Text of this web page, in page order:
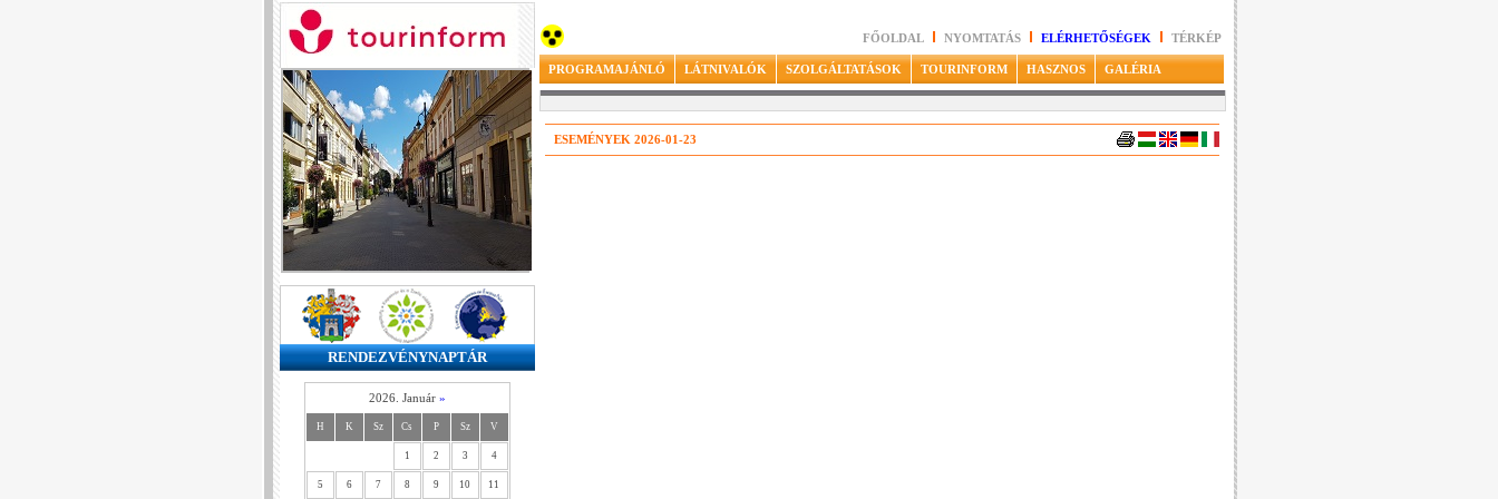
RENDEZVÉNYNAPTÁR
2026. Január »
H K Sz Cs P Sz V
1 2 3 4
5 6 7 8 9 10 11
FŐOLDAL NYOMTATÁS ELÉRHETŐSÉGEK TÉRKÉP
PROGRAMAJÁNLÓ LÁTNIVALÓK SZOLGÁLTATÁSOK TOURINFORM HASZNOS GALÉRIA
ESEMÉNYEK 2026-01-23